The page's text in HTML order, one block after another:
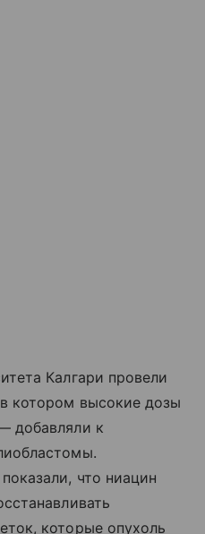
Калгари провели
котором высокие дозы
добавляли к
что ниацин
которые опухоль